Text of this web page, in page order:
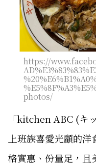
https://
photos/
「kitchen ABC (キ
上班族喜愛光顧的
格實惠、份量足，